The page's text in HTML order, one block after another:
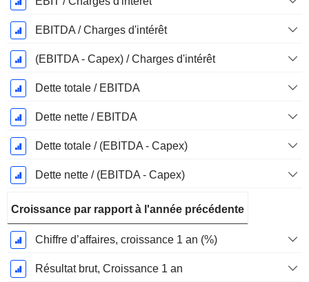
EBITDA / Charges d'intérêt
(EBITDA - Capex) / Charges d'intérêt
Dette totale / EBITDA
Dette nette / EBITDA
Dette totale / (EBITDA - Capex)
Dette nette / (EBITDA - Capex)
Croissance par rapport à l'année précédente
Chiffre d’affaires, croissance 1 an (%)
Résultat brut, Croissance 1 an